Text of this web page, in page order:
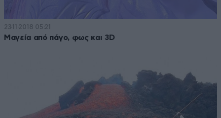
23·11·2018 05:21
Μαγεία από πάγο, φως και 3D